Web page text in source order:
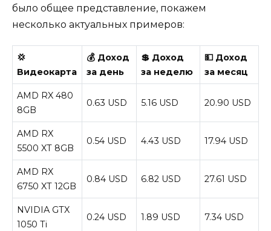
было общее представление, покажем
несколько актуальных примеров:
💢
Видеокарта
💰 Доход
за день
💲 Доход
за неделю
💵 Доход
за месяц
AMD RX 480
8GB
0.63 USD 5.16 USD 20.90 USD
AMD RX
5500 XT 8GB
0.54 USD 4.43 USD 17.94 USD
AMD RX
6750 XT 12GB
0.84 USD 6.82 USD 27.61 USD
NVIDIA GTX
1050 Ti
0.24 USD 1.89 USD 7.34 USD